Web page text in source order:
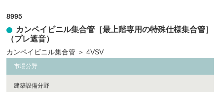
8995
カンペイビニル集合管［最上階専用の特殊仕様集合管］
（プレ遮音）
カンペイビニル集合管 ＞ 4VSV
市場分野
建築設備分野